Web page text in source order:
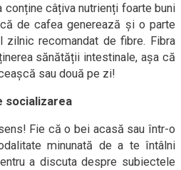
câțiva nutrienți foarte buni
de cafea generează și o parte
zilnic recomandat de fibre. Fibra
sănătății intestinale, așa că
sau două pe zi!
socializarea
Fie că o bei acasă sau într-o
minunată de a te întâlni
a discuta despre subiectele